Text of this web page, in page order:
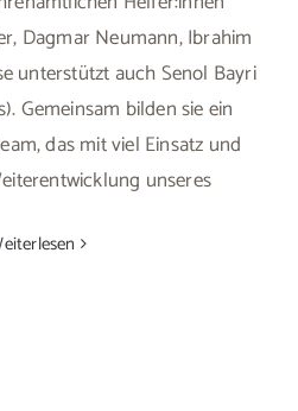
Dagmar Neumann, Ibrahim
unterstützt auch Senol Bayri
Gemeinsam bilden sie ein
das mit viel Einsatz und
unseres